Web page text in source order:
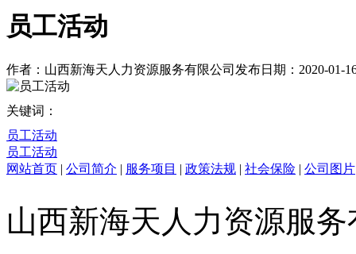
员工活动
作者：山西新海天人力资源服务有限公司 发布日期：2020-01-
关键词：
员工活动
员工活动
网站首页 | 公司简介 | 服务项目 | 政策法规 | 社会保险 | 公司图片
山西新海天人力资源服